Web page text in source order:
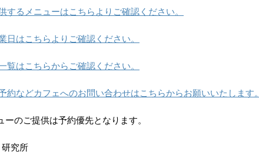
するメニューはこちらよりご確認ください。
日はこちらよりご確認ください。
覧はこちらからご確認ください。
約などカフェへのお問い合わせはこちらからお願いいたします。
のご提供は予約優先となります。
究所